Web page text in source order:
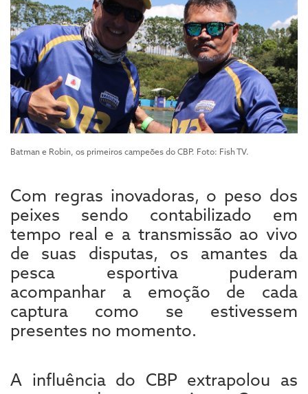
Batman e Robin, os primeiros campeões do CBP. Foto: Fish TV.
Com regras inovadoras, o peso dos
peixes sendo contabilizado em
tempo real e a transmissão ao vivo
de suas disputas, os amantes da
pesca esportiva puderam
acompanhar a emoção de cada
captura como se estivessem
presentes no momento.
A influência do CBP extrapolou as